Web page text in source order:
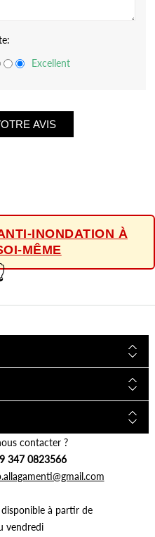
Excellent
INONDATION À
MÊME
contacter ?
347 0823566
disponible à partir de
vendredi